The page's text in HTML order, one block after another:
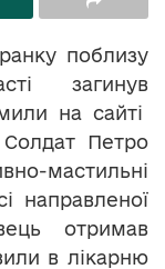
поблизу
загинув
на сайті
Солдат Петро
мастильні
направленої
отримав
в лікарню